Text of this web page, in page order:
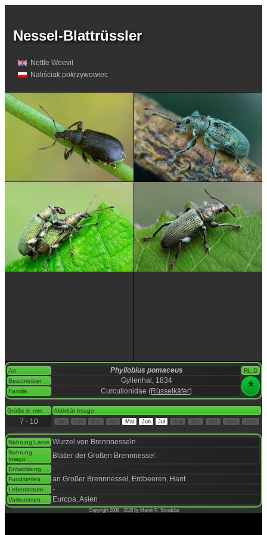
Nessel-Blattrüssler
Nettle Weevil
Naliściak pokrzywowiec
Art Phyllobius pomaceus
RL D
Beschreiber
Gyllenhal, 1834 *
Familie Curculionidae (Rüsselkäfer)
Größe in mm Aktivität Imago
7 - 10 Mai Jun Jul Sep Dez
Nahrung Larve Wurzel von Brennnesseln
Nahrung
Imago
Blätter der Großen Brennnessel
Entwicklung -
Fundstellen an Großer Brennnessel, Erdbeeren, Hanf
Lebensraum -
Vorkommen Europa, Asien
Copyright 2008 - 2026 by Marek R. Swadzba